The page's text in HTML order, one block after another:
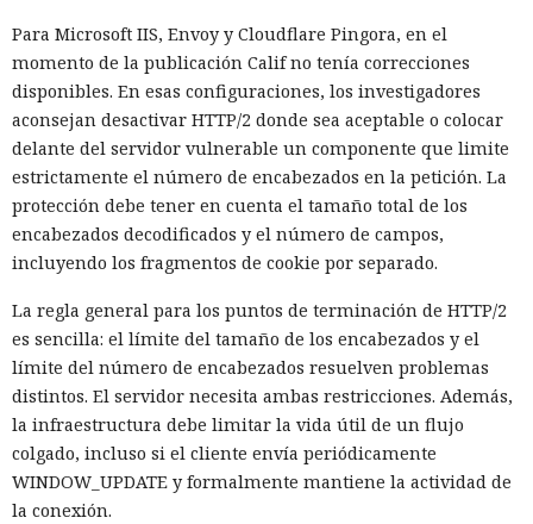
Para Microsoft IIS, Envoy y Cloudflare Pingora, en el
momento de la publicación Calif no tenía correcciones
disponibles. En esas configuraciones, los investigadores
aconsejan desactivar HTTP/2 donde sea aceptable o colocar
delante del servidor vulnerable un componente que limite
estrictamente el número de encabezados en la petición. La
protección debe tener en cuenta el tamaño total de los
encabezados decodificados y el número de campos,
incluyendo los fragmentos de cookie por separado.
La regla general para los puntos de terminación de HTTP/2
es sencilla: el límite del tamaño de los encabezados y el
límite del número de encabezados resuelven problemas
distintos. El servidor necesita ambas restricciones. Además,
la infraestructura debe limitar la vida útil de un flujo
colgado, incluso si el cliente envía periódicamente
WINDOW_UPDATE y formalmente mantiene la actividad de
la conexión.